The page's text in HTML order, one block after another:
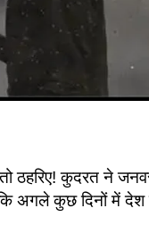
ठहरिए! कुदरत ने
अगले कुछ दिनों में